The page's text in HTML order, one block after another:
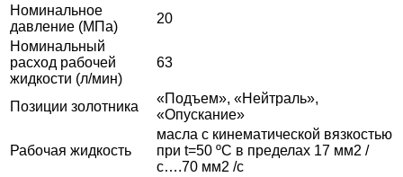
Номинальное
давление (МПа)
20
Номинальный
расход рабочей
жидкости (л/мин)
63
Позиции золотника
«Подъем», «Нейтраль»,
«Опускание»
Рабочая жидкость
масла с кинематической вязкостью
при t=50 ºС в пределах 17 мм2 /
с….70 мм2 /с